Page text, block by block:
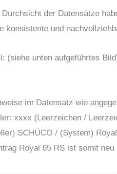
Durchsicht der Datensätze
konsistente und
(siehe unten aufgeführtes
im Datensatz wie
xxxx (Leerzeichen /
SCHÜCO / (System)
Royal 65 RS ist somit neu